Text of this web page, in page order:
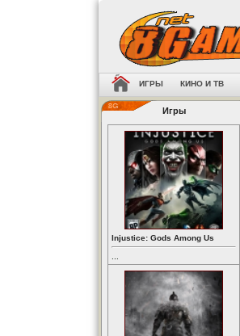
ИГРЫ КИНО И ТВ
Игры
Injustice: Gods Among Us